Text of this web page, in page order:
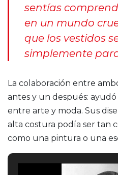
sentías
en un mundo
que los vestidos
simplemente
La colaboración entre
antes y un después:
entre arte y moda. Sus
alta costura podía ser tan
como una pintura o una